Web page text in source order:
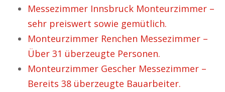
Messezimmer Innsbruck Monteurzimmer –
sehr preiswert sowie gemütlich.
Monteurzimmer Renchen Messezimmer –
Über 31 überzeugte Personen.
Monteurzimmer Gescher Messezimmer –
Bereits 38 überzeugte Bauarbeiter.